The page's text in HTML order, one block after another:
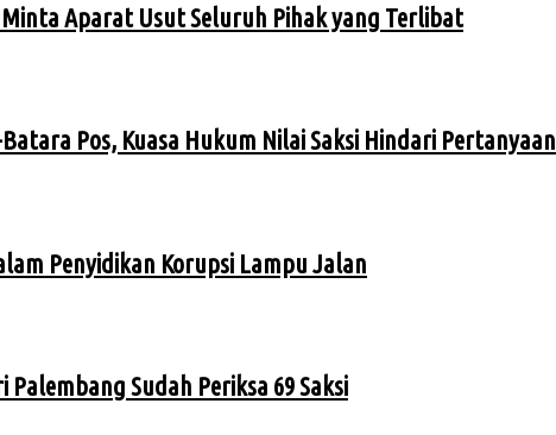
Minta Aparat Usut Seluruh Pihak yang Terlibat
Pos, Kuasa Hukum Nilai Saksi Hindari Pertanyaan
Penyidikan Korupsi Lampu Jalan
Sudah Periksa 69 Saksi